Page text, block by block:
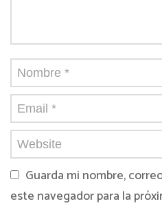
Guarda mi nombre,
este navegador para la